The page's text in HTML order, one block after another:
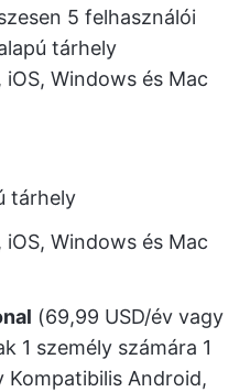
5 felhasználói
tárhely
Windows és Mac
tárhely
Windows és Mac
(69,99 USD/év vagy
1 személy számára 1
Kompatibilis Android,